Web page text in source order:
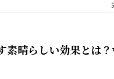
素晴らしい効果とは？